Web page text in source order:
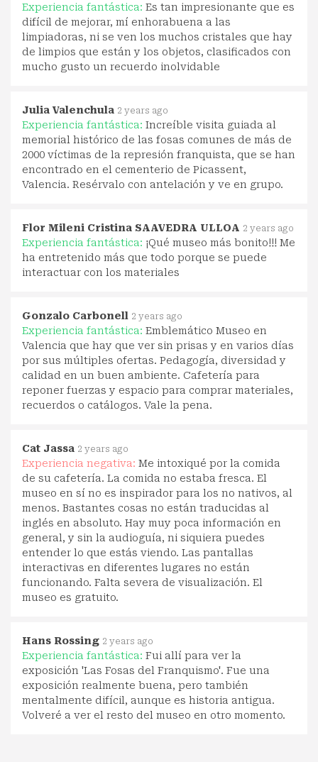
Experiencia fantástica: Es tan impresionante que es
difícil de mejorar, mí enhorabuena a las
limpiadoras, ni se ven los muchos cristales que hay
de limpios que están y los objetos, clasificados con
mucho gusto un recuerdo inolvidable
Julia Valenchula 2 years ago
Experiencia fantástica: Increíble visita guiada al
memorial histórico de las fosas comunes de más de
2000 víctimas de la represión franquista, que se han
encontrado en el cementerio de Picassent,
Valencia. Resérvalo con antelación y ve en grupo.
Flor Mileni Cristina SAAVEDRA ULLOA 2 years ago
Experiencia fantástica: ¡Qué museo más bonito!!! Me
ha entretenido más que todo porque se puede
interactuar con los materiales
Gonzalo Carbonell 2 years ago
Experiencia fantástica: Emblemático Museo en
Valencia que hay que ver sin prisas y en varios días
por sus múltiples ofertas. Pedagogía, diversidad y
calidad en un buen ambiente. Cafetería para
reponer fuerzas y espacio para comprar materiales,
recuerdos o catálogos. Vale la pena.
Cat Jassa 2 years ago
Experiencia negativa: Me intoxiqué por la comida
de su cafetería. La comida no estaba fresca. El
museo en sí no es inspirador para los no nativos, al
menos. Bastantes cosas no están traducidas al
inglés en absoluto. Hay muy poca información en
general, y sin la audioguía, ni siquiera puedes
entender lo que estás viendo. Las pantallas
interactivas en diferentes lugares no están
funcionando. Falta severa de visualización. El
museo es gratuito.
Hans Rossing 2 years ago
Experiencia fantástica: Fui allí para ver la
exposición 'Las Fosas del Franquismo'. Fue una
exposición realmente buena, pero también
mentalmente difícil, aunque es historia antigua.
Volveré a ver el resto del museo en otro momento.